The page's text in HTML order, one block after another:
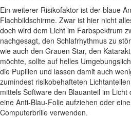
Ein weiterer Risikofaktor ist der blaue
Flachbildschirme. Zwar ist hier nicht
doch wird dem Licht im Farbspektrum
nachgesagt, den Schlafrhythmus zu
wie auch den Grauen Star, den
möchte, sollte auf helles
die Pupillen und lassen damit auch
zumindest risikobehafteten
mittels Software den Blauanteil im
eine Anti-Blau-Folie aufziehen oder
Computerbrille verwenden.